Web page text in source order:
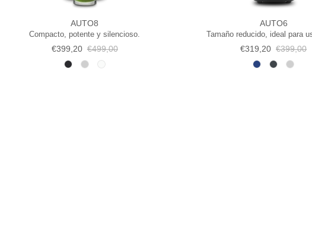
AUTO8
Compacto, potente y silencioso.
Precio de venta
€399,20 Precio normal
€499,00
AUTO6
Tamaño reducido, ideal para
Precio de venta
€319,20 Precio
€399,00